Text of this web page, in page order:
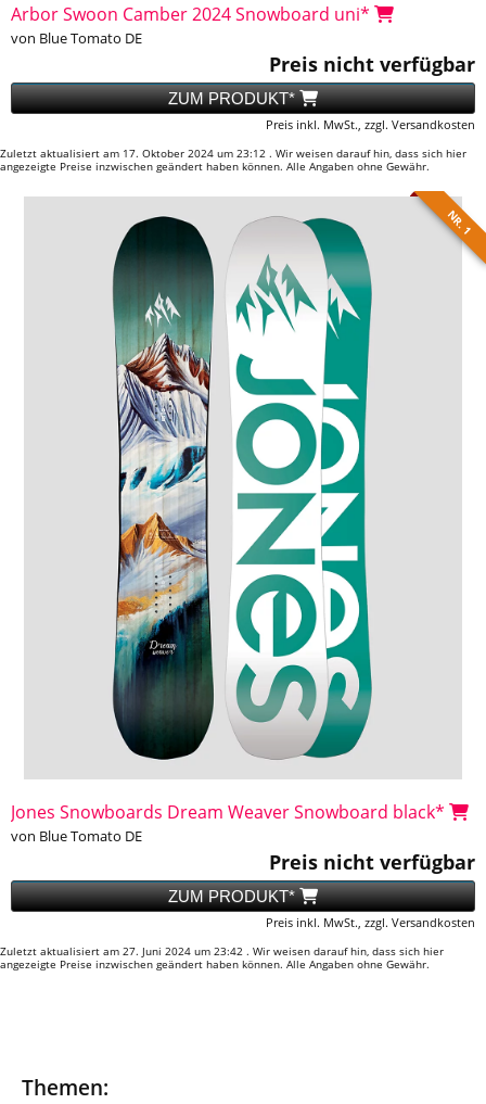
Arbor Swoon Camber 2024 Snowboard uni*
von Blue Tomato DE
Preis nicht verfügbar
ZUM PRODUKT*
Preis inkl. MwSt., zzgl. Versandkosten
Zuletzt aktualisiert am 17. Oktober 2024 um 23:12 . Wir weisen darauf hin, dass sich hier
angezeigte Preise inzwischen geändert haben können. Alle Angaben ohne Gewähr.
NR. 1
Jones Snowboards Dream Weaver Snowboard black*
von Blue Tomato DE
Preis nicht verfügbar
ZUM PRODUKT*
Preis inkl. MwSt., zzgl. Versandkosten
Zuletzt aktualisiert am 27. Juni 2024 um 23:42 . Wir weisen darauf hin, dass sich hier
angezeigte Preise inzwischen geändert haben können. Alle Angaben ohne Gewähr.
Themen: